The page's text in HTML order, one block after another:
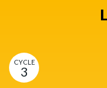
CYCLE
3